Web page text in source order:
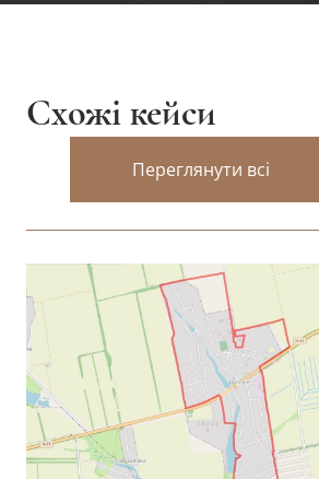
Схожі кейси
Переглянути всі